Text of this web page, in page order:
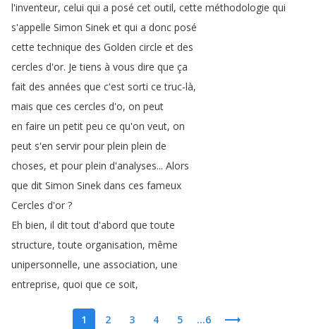
l'inventeur, celui qui a posé cet outil, cette méthodologie qui
s'appelle Simon Sinek et qui a donc posé
cette technique des Golden circle et des
cercles d'or. Je tiens à vous dire que ça
fait des années que c'est sorti ce truc-là,
mais que ces cercles d'o, on peut
en faire un petit peu ce qu'on veut, on
peut s'en servir pour plein plein de
choses, et pour plein d'analyses... Alors
que dit Simon Sinek dans ces fameux
Cercles d'or ?
Eh bien, il dit tout d'abord que toute
structure,toute organisation, même
unipersonnelle, une association, une
entreprise, quoi que ce soit,
1 2 3 4 5 ...6